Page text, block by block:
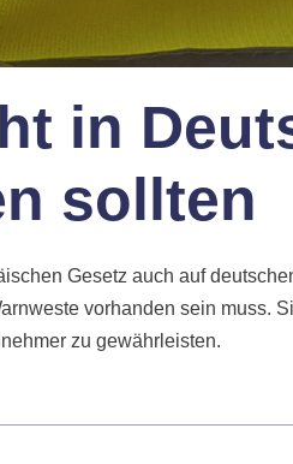
in
sollten
Gesetz auch auf
vorhanden sein muss.
zu gewährleisten.